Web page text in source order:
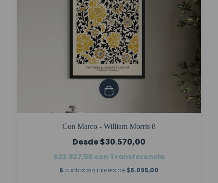
Con Marco - William Morris 8
$30.570,00
$22.927,50 con Transferencia
6 cuotas sin interés de $5.095,00